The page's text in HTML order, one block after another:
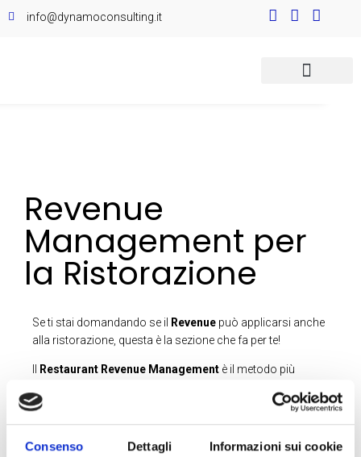
Consenso Dettagli Informazioni sui cookie
info@dynamoconsulting.it
Revenue
Management per
la Ristorazione
Se ti stai domandando se il Revenue può applicarsi anche
alla ristorazione, questa è la sezione che fa per te!
Restaurant Revenue Management è il metodo più
Selling the right seat to right customer at the right price